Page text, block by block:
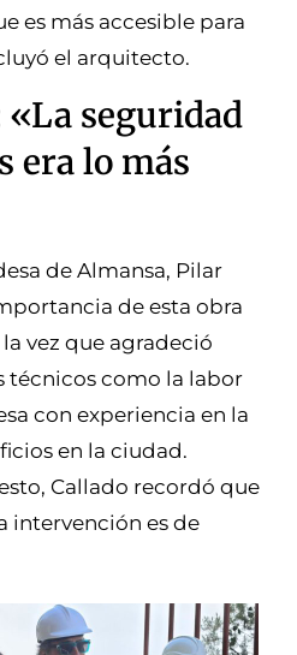
es más accesible para
el arquitecto.
«La seguridad
era lo más
de Almansa, Pilar
de esta obra
vez que agradeció
técnicos como la labor
con experiencia en la
en la ciudad.
Callado recordó que
intervención es de